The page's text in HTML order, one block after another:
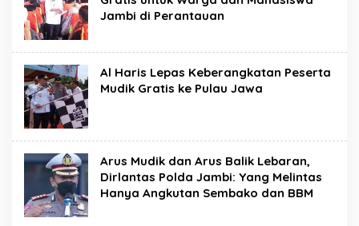
Jambi di Perantauan
Al Haris Lepas Keberangkatan Peserta
Mudik Gratis ke Pulau Jawa
Arus Mudik dan Arus Balik Lebaran,
Dirlantas Polda Jambi: Yang Melintas
Hanya Angkutan Sembako dan BBM